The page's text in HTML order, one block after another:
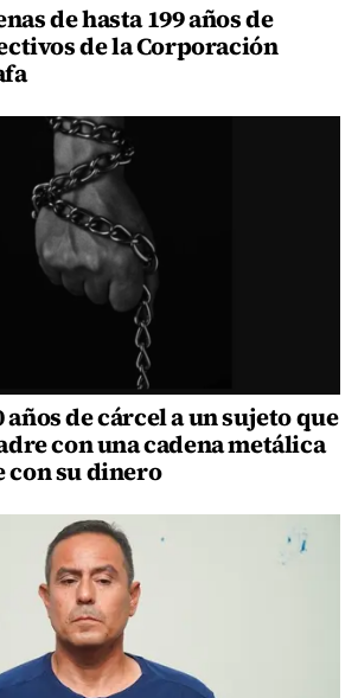
de hasta 199 años de
de la Corporación
años de cárcel a un sujeto que
con una cadena metálica
con su dinero